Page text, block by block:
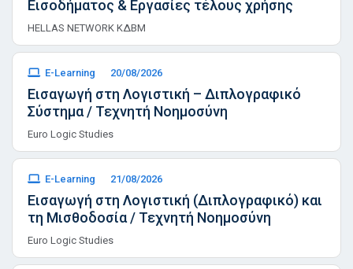
Εισοδήματος & Εργασίες τέλους χρήσης
HELLAS NETWORK ΚΔΒΜ
E-Learning 20/08/2026
Εισαγωγή στη Λογιστική – Διπλογραφικό
Σύστημα / Τεχνητή Νοημοσύνη
Euro Logic Studies
E-Learning 21/08/2026
Εισαγωγή στη Λογιστική (Διπλογραφικό) και
τη Μισθοδοσία / Τεχνητή Νοημοσύνη
Euro Logic Studies